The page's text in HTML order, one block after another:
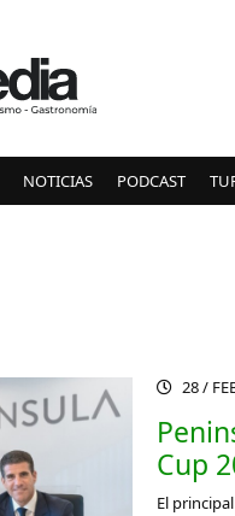
NOTICIAS PODCAST
28 /
Cup
El